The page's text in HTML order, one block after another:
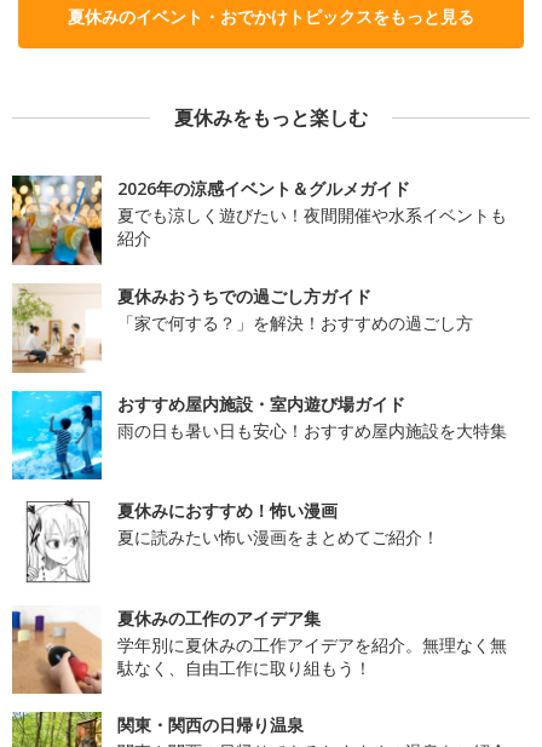
夏休みのイベント・おでかけトピックスをもっと見る
夏休みをもっと楽しむ
2026年の涼感イベント＆グルメガイド
夏でも涼しく遊びたい！夜間開催や水系イベントも
紹介
夏休みおうちでの過ごし方ガイド
「家で何する？」を解決！おすすめの過ごし方
おすすめ屋内施設・室内遊び場ガイド
雨の日も暑い日も安心！おすすめ屋内施設を大特集
夏休みにおすすめ！怖い漫画
夏に読みたい怖い漫画をまとめてご紹介！
夏休みの工作のアイデア集
学年別に夏休みの工作アイデアを紹介。無理なく無
駄なく、自由工作に取り組もう！
関東・関西の日帰り温泉